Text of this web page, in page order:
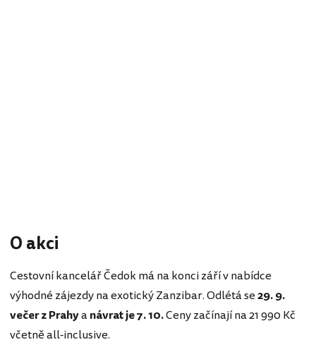
O akci
Cestovní kancelář Čedok má na konci září v nabídce
výhodné zájezdy na exotický Zanzibar. Odlétá se29. 9.
večer z Prahyanávrat je 7. 10.Ceny začínají na 21 990 Kč
včetně all-inclusive.